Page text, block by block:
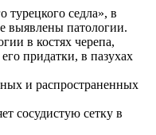
турецкого седла», в
выявлены патологии.
в костях черепа,
придатки, в пазухах
и распространенных
сосудистую сетку в